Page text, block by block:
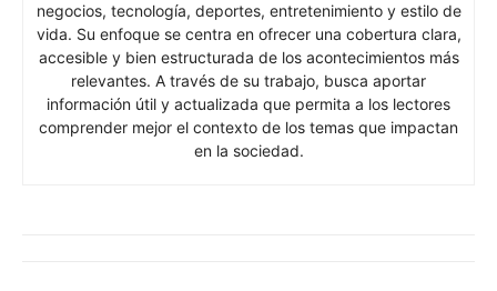
negocios, tecnología, deportes, entretenimiento y estilo de
vida. Su enfoque se centra en ofrecer una cobertura clara,
accesible y bien estructurada de los acontecimientos más
relevantes. A través de su trabajo, busca aportar
información útil y actualizada que permita a los lectores
comprender mejor el contexto de los temas que impactan
en la sociedad.